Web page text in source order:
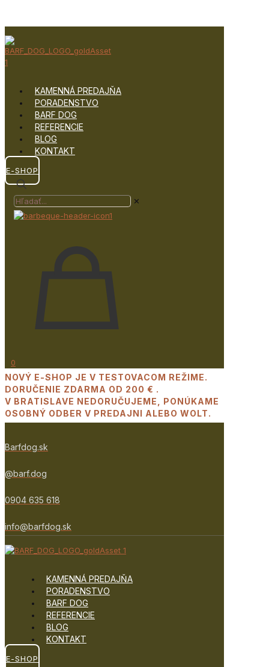
KAMENNÁ PREDAJŇA
PORADENSTVO
BARF DOG
REFERENCIE
BLOG
KONTAKT
E-SHOP
✕
0
NOVÝ E-SHOP JE V TESTOVACOM REŽIME.
DORUČENIE ZDARMA OD 200 € .
V BRATISLAVE NEDORUČUJEME, PONÚKAME
OSOBNÝ ODBER V PREDAJNI ALEBO WOLT.
Barfdog.sk
@barf.dog
0904 635 618
info@barfdog.sk
KAMENNÁ PREDAJŇA
PORADENSTVO
BARF DOG
REFERENCIE
BLOG
KONTAKT
E-SHOP